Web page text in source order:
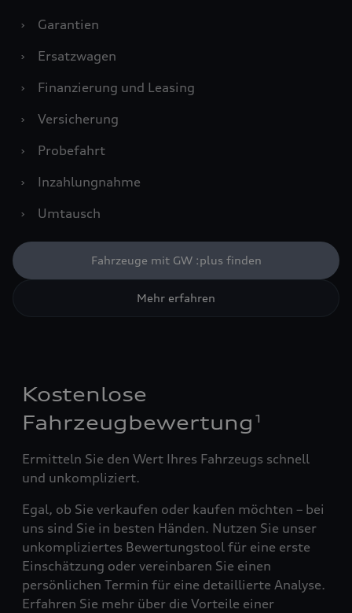
›
Garantien
›
Ersatzwagen
›
Finanzierung und Leasing
›
Versicherung
›
Probefahrt
›
Inzahlungnahme
›
Umtausch
Fahrzeuge mit GW :plus finden
Mehr erfahren
Kostenlose
Fahrzeugbewertung 1
Ermitteln Sie den Wert Ihres Fahrzeugs schnell
und unkompliziert.
Egal, ob Sie verkaufen oder kaufen möchten – bei
uns sind Sie in besten Händen. Nutzen Sie unser
unkompliziertes Bewertungstool für eine erste
Einschätzung oder vereinbaren Sie einen
persönlichen Termin für eine detaillierte Analyse.
Erfahren Sie mehr über die Vorteile einer